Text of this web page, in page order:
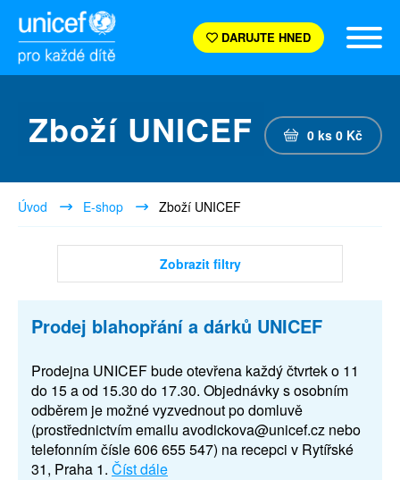
DARUJTE HNED
Zboží UNICEF 0 ks 0 Kč
Úvod E-shop Zboží UNICEF
Zobrazit filtry
Prodej blahopřání a dárků UNICEF
Prodejna UNICEF bude otevřena každý čtvrtek o 11
do 15 a od 15.30 do 17.30. Objednávky s osobním
odběrem je možné vyzvednout po domluvě
(prostřednictvím emailu avodickova@unicef.cz nebo
telefonním čísle 606 655 547) na recepci v Rytířské
31, Praha 1. Číst dále